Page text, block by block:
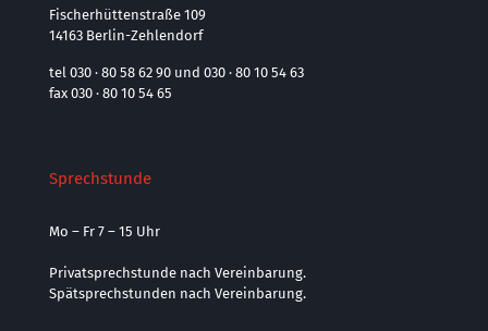
Fischerhüttenstraße 109
14163 Berlin-Zehlendorf
tel 030 · 80 58 62 90 und 030 · 80 10 54 63
fax 030 · 80 10 54 65
Sprechstunde
Mo – Fr 7 – 15 Uhr
Privatsprechstunde nach Vereinbarung.
Spätsprechstunden nach Vereinbarung.